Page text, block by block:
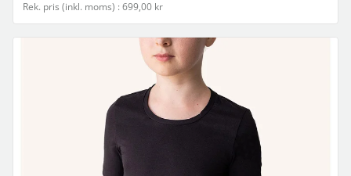
Rek. pris (inkl. moms) : 699,00 kr